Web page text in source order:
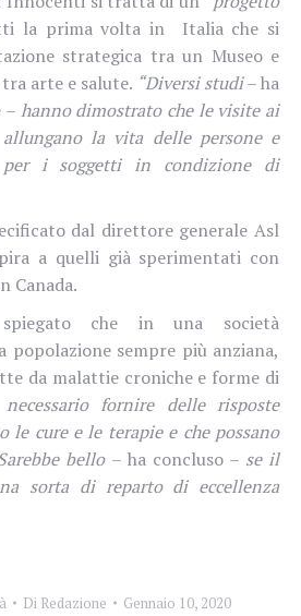
la prima volta in
Italia che si
strategica tra un Museo e
tra arte e salute. “Diversi studi– ha
– hanno dimostrato che le visite ai
la vita delle persone e
per i soggetti in condizione di
dal direttore generale Asl
a quelli già sperimentati con
Canada.
che in una società
popolazione sempre più anziana,
da malattie croniche e forme di
necessario fornire delle risposte
le cure e le terapie e che possano
bello– ha concluso – se il
sorta di reparto di eccellenza
Di Redazione
Gennaio 10, 2020